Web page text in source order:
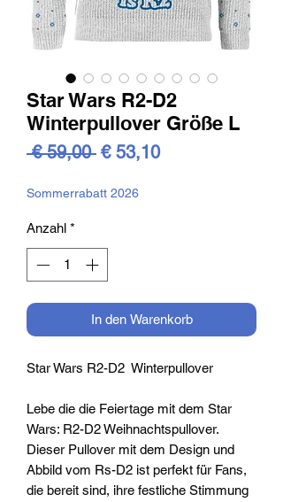
Star Wars R2-D2
Winterpullover Größe L
€ 59,00 Standardpreis
€ 53,10Sale-
Sommerrabatt 2026
Anzahl *
In den Warenkorb
Star Wars R2-D2 Winterpullover
Lebe die die Feiertage mit dem Star
Wars: R2-D2 Weihnachtspullover.
Dieser Pullover mit dem Design und
Abbild vom Rs-D2 ist perfekt für Fans,
die bereit sind, ihre festliche Stimmung